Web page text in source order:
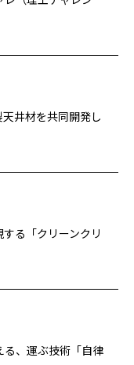
井材を共同開発し
る「クリーンクリ
、運ぶ技術「自律